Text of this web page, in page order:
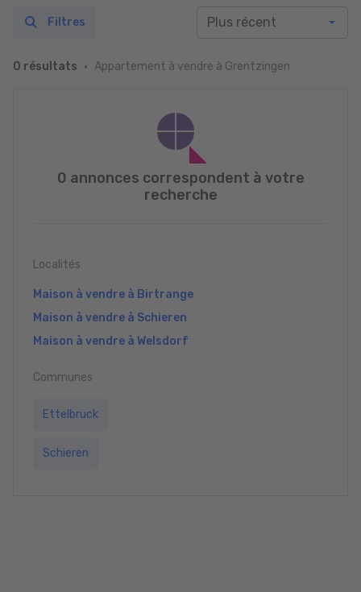
0 résultats Appartement à vendre à Grentzingen
Filtres
0 annonces correspondent à votre
recherche
Localités
Maison à vendre à Birtrange
Maison à vendre à Schieren
Maison à vendre à Welsdorf
Communes
Ettelbruck
Schieren